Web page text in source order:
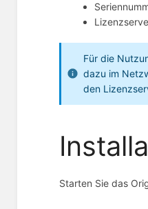
Für die
dazu im
den
Starten Sie das